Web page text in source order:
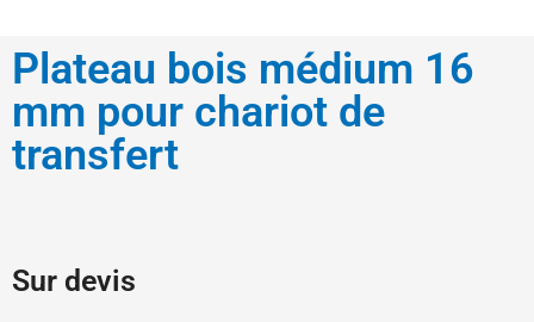
Plateau bois médium 16
mm pour chariot de
transfert
Sur devis